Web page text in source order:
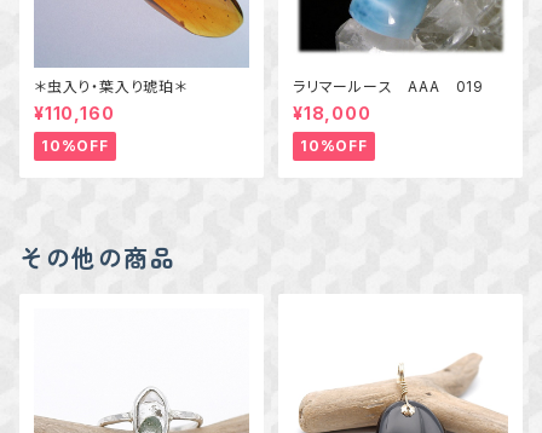
＊虫入り・葉入り琥珀＊
¥110,160
10%OFF
ラリマールース AAA 019
¥18,000
10%OFF
その他の商品